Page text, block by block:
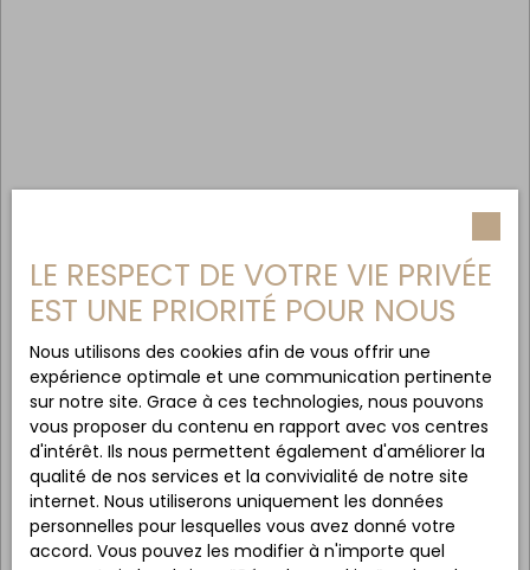
LE RESPECT DE VOTRE VIE PRIVÉE
EST UNE PRIORITÉ POUR NOUS
Nous utilisons des cookies afin de vous offrir une
expérience optimale et une communication pertinente
sur notre site. Grace à ces technologies, nous pouvons
vous proposer du contenu en rapport avec vos centres
d'intérêt. Ils nous permettent également d'améliorer la
qualité de nos services et la convivialité de notre site
internet. Nous utiliserons uniquement les données
personnelles pour lesquelles vous avez donné votre
accord. Vous pouvez les modifier à n'importe quel